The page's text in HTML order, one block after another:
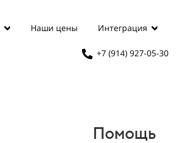
Наши цены Интеграция
+7 (914) 927-05-30
Помощь